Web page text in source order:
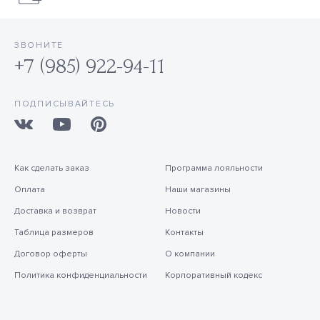
ЗВОНИТЕ
+7 (985) 922-94-11
ПОДПИСЫВАЙТЕСЬ
Как сделать заказ
Оплата
Доставка и возврат
Таблица размеров
Договор оферты
Политика конфиденциальности
Программа лояльности
Наши магазины
Новости
Контакты
О компании
Корпоративный кодекс